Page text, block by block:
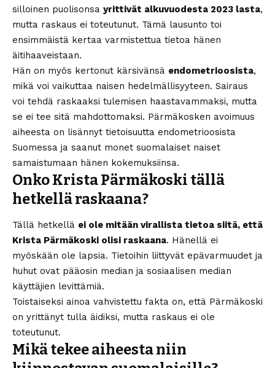
silloinen puolisonsa yrittivät alkuvuodesta 2023 lasta,
mutta raskaus ei toteutunut. Tämä lausunto toi
ensimmäistä kertaa varmistettua tietoa hänen
äitihaaveistaan.
Hän on myös kertonut kärsivänsä endometrioosista,
mikä voi vaikuttaa naisen hedelmällisyyteen. Sairaus
voi tehdä raskaaksi tulemisen haastavammaksi, mutta
se ei tee sitä mahdottomaksi. Pärmäkosken avoimuus
aiheesta on lisännyt tietoisuutta endometrioosista
Suomessa ja saanut monet suomalaiset naiset
samaistumaan hänen kokemuksiinsa.
Onko Krista Pärmäkoski tällä
hetkellä raskaana?
Tällä hetkellä ei ole mitään virallista tietoa siitä, että
Krista Pärmäkoski olisi raskaana. Hänellä ei
myöskään ole lapsia. Tietoihin liittyvät epävarmuudet ja
huhut ovat pääosin median ja sosiaalisen median
käyttäjien levittämiä.
Toistaiseksi ainoa vahvistettu fakta on, että Pärmäkoski
on yrittänyt tulla äidiksi, mutta raskaus ei ole
toteutunut.
Mikä tekee aiheesta niin